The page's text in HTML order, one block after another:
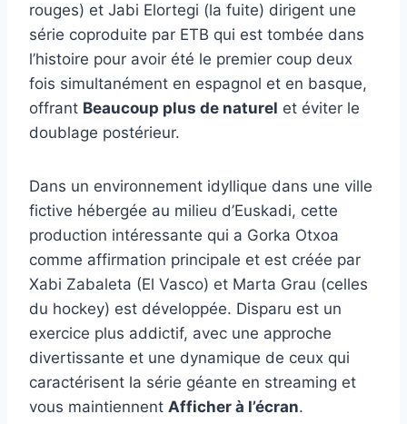
rouges) et Jabi Elortegi (la fuite) dirigent une
série coproduite par ETB qui est tombée dans
l’histoire pour avoir été le premier coup deux
fois simultanément en espagnol et en basque,
offrant Beaucoup plus de naturel et éviter le
doublage postérieur.
Dans un environnement idyllique dans une ville
fictive hébergée au milieu d’Euskadi, cette
production intéressante qui a Gorka Otxoa
comme affirmation principale et est créée par
Xabi Zabaleta (El Vasco) et Marta Grau (celles
du hockey) est développée. Disparu est un
exercice plus addictif, avec une approche
divertissante et une dynamique de ceux qui
caractérisent la série géante en streaming et
vous maintiennent Afficher à l’écran.